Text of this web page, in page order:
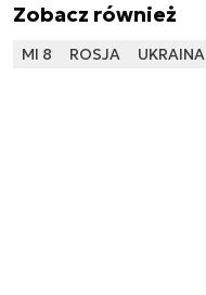
Zobacz również
MI 8 ROSJA UKRAINA